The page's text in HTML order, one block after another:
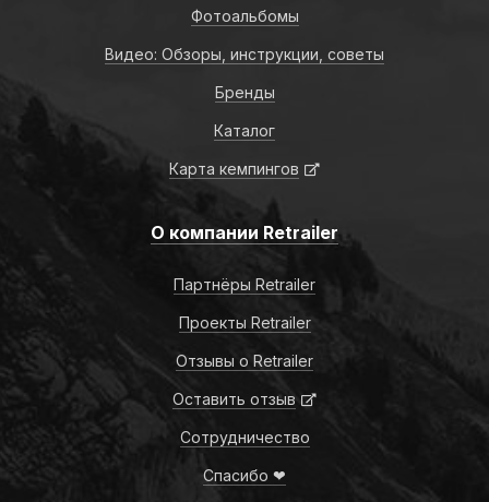
Фотоальбомы
Видео: Обзоры, инструкции, советы
Бренды
Каталог
Карта кемпингов
О компании Retrailer
Партнёры Retrailer
Проекты Retrailer
Отзывы о Retrailer
Оставить отзыв
Сотрудничество
Спасибо ❤